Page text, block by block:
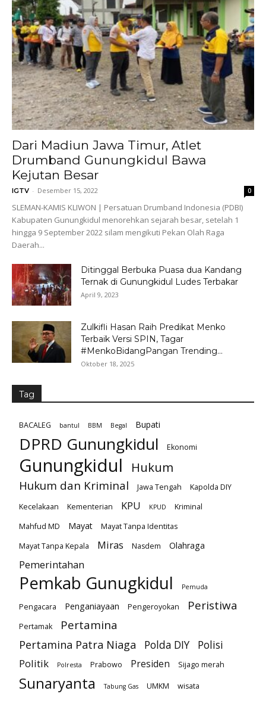
Dari Madiun Jawa Timur, Atlet
Drumband Gunungkidul Bawa
Kejutan Besar
IGTV - Desember 15, 2022 0
SLEMAN-KAMIS KLIWON | Persatuan Drumband Indonesia (PDBI)
Kabupaten Gunungkidul menorehkan sejarah besar, setelah 1
hingga 9 September 2022 silam mengikuti Pekan Olah Raga
Daerah...
Ditinggal Berbuka Puasa dua Kandang
Ternak di Gunungkidul Ludes Terbakar
April 9, 2023
Zulkifli Hasan Raih Predikat Menko
Terbaik Versi SPIN, Tagar
#MenkoBidangPangan Trending...
Oktober 18, 2025
Tag
BACALEG bantul BBM Begal Bupati
DPRD Gunungkidul Ekonomi
Gunungkidul Hukum
Hukum dan Kriminal Jawa Tengah
Kapolda DIY
Kecelakaan
Kementerian KPU KPUD
Kriminal
Mahfud MD
Mayat
Mayat Tanpa Identitas
Mayat Tanpa Kepala
Miras Nasdem Olahraga
Pemerintahan
Pemkab Gunugkidul Pemuda
Pengacara Penganiayaan Pengeroyokan Peristiwa
Pertamak Pertamina
Pertamina Patra Niaga Polda DIY
Polisi
Politik
Polresta Prabowo Presiden Sijago merah
Sunaryanta Tabung Gas UMKM wisata